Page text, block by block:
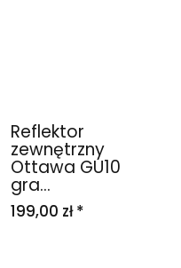
Reflektor
zewnętrzny
Ottawa GU10
gra...
199,00 zł *